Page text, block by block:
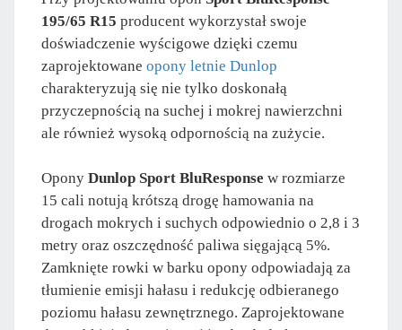
195/65 R15 producent wykorzystał swoje
doświadczenie wyścigowe dzięki czemu
zaprojektowane opony letnie Dunlop
charakteryzują się nie tylko doskonałą
przyczepnością na suchej i mokrej nawierzchni
ale również wysoką odpornością na zużycie.
Opony Dunlop Sport BluResponse w rozmiarze
15 cali notują krótszą drogę hamowania na
drogach mokrych i suchych odpowiednio o 2,8 i 3
metry oraz oszczędność paliwa sięgającą 5%.
Zamknięte rowki w barku opony odpowiadają za
tłumienie emisji hałasu i redukcję odbieranego
poziomu hałasu zewnętrznego. Zaprojektowane